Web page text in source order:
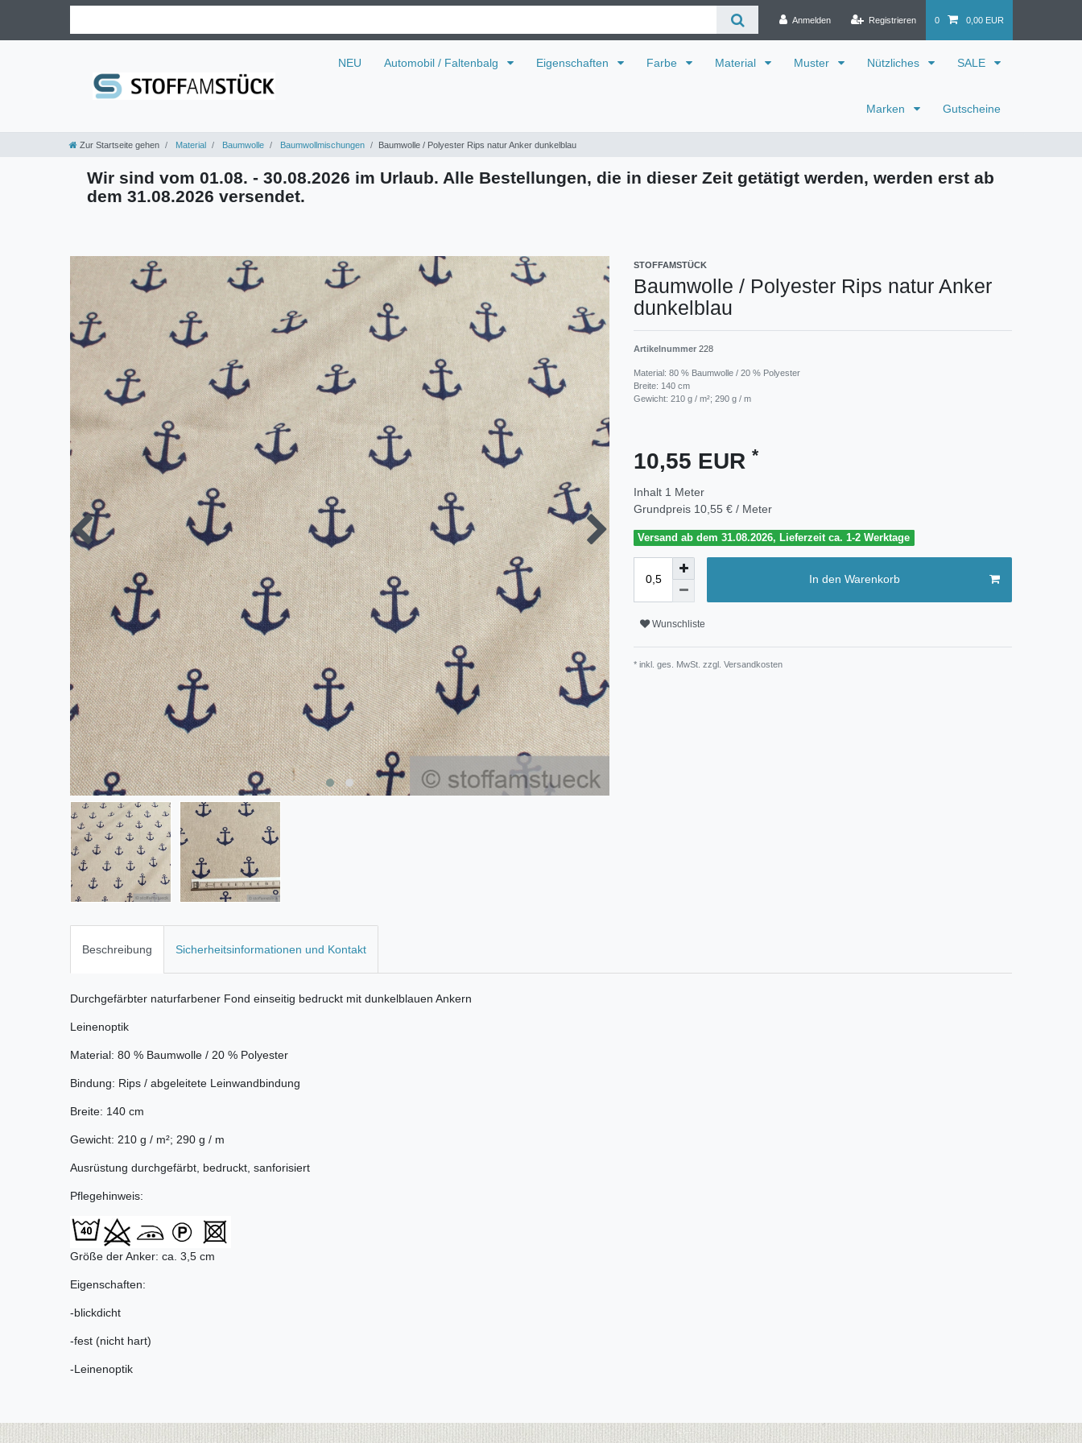
Anmelden Registrieren 0 0,00 EUR
NEU Automobil / Faltenbalg Eigenschaften Farbe Material Muster Nützliches SALE
Marken Gutscheine
Zur Startseite gehen Material Baumwolle Baumwollmischungen Baumwolle / Polyester Rips natur Anker dunkelblau
Wir sind vom 01.08. - 30.08.2026 im Urlaub. Alle Bestellungen, die in dieser Zeit getätigt werden, werden erst ab
dem 31.08.2026 versendet.
STOFFAMSTÜCK
Baumwolle / Polyester Rips natur Anker
dunkelblau
Artikelnummer 228
Material: 80 % Baumwolle / 20 % Polyester
Breite: 140 cm
Gewicht: 210 g / m²; 290 g / m
10,55 EUR *
Inhalt 1 Meter
Grundpreis 10,55 € / Meter
Versand ab dem 31.08.2026, Lieferzeit ca. 1-2 Werktage
In den Warenkorb
Wunschliste
* inkl. ges. MwSt. zzgl. Versandkosten
Beschreibung Sicherheitsinformationen und Kontakt
Durchgefärbter naturfarbener Fond einseitig bedruckt mit dunkelblauen Ankern
Leinenoptik
Material: 80 % Baumwolle / 20 % Polyester
Bindung: Rips / abgeleitete Leinwandbindung
Breite: 140 cm
Gewicht: 210 g / m²; 290 g / m
Ausrüstung durchgefärbt, bedruckt, sanforisiert
Pflegehinweis:
Größe der Anker: ca. 3,5 cm
Eigenschaften:
-blickdicht
-fest (nicht hart)
-Leinenoptik